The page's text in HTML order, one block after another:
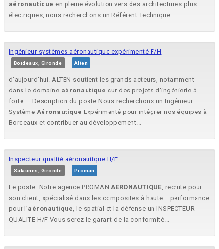
aéronautique en pleine évolution vers des architectures plus
électriques, nous recherchons un Référent Technique...
Ingénieur systèmes aéronautique expérimenté F/H
Bordeaux, Gironde Alten
d'aujourd'hui. ALTEN soutient les grands acteurs, notamment
dans le domaine aéronautique sur des projets d'ingénierie à
forte.... Description du poste Nous recherchons un Ingénieur
Système Aéronautique Expérimenté pour intégrer nos équipes à
Bordeaux et contribuer au développement...
Inspecteur qualité aéronautique H/F
Salaunes, Gironde Proman
Le poste: Notre agence PROMAN AERONAUTIQUE, recrute pour
son client, spécialisé dans les composites à haute... performance
pour l’aéronautique, le spatial et la défense un INSPECTEUR
QUALITE H/F Vous serez le garant de la conformité...